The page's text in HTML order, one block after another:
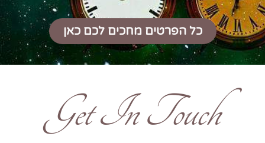
כל הפרטים מחכים לכם כאן
Get In Touch